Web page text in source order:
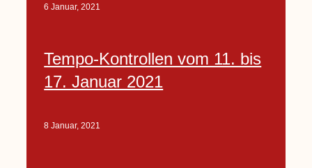
6 Januar, 2021
Tempo-Kontrollen vom 11. bis
17. Januar 2021
8 Januar, 2021